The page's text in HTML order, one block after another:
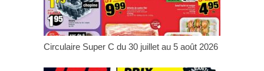
Circulaire Super C du 30 juillet au 5 août 2026